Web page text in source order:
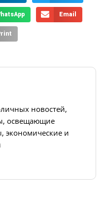
Email
новостей,
освещающие
экономические и